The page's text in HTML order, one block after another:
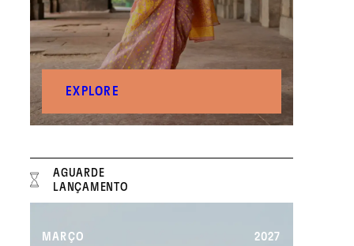
EXPLORE
AGUARDE
LANÇAMENTO
MARÇO 2027